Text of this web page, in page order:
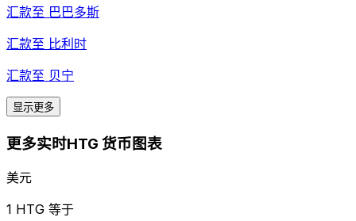
汇款至 巴巴多斯
汇款至 比利时
汇款至 贝宁
显示更多
更多实时HTG 货币图表
美元
1 HTG 等于